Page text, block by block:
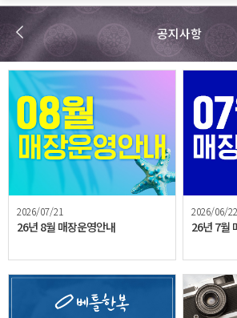
공지사항
2026/07/21
26년 8월 매장운영안내
2026/06/22
26년 7월